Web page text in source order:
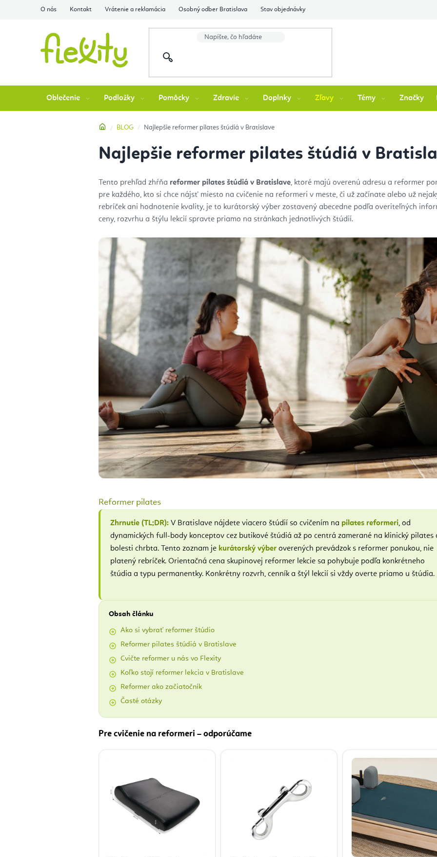
O nás Kontakt Vrátenie a reklamácia Osobný odber Bratislava Stav objednávky
Oblečenie Podložky Pomôcky Zdravie Doplnky Zľavy Témy Značky
Domov
BLOG Najlepšie reformer pilates štúdiá v Bratislave
Najlepšie reformer pilates štúdiá v
Tento prehľad zhŕňa reformer pilates štúdiá v Bratislave, ktoré majú overenú adresu a reformer
pre každého, kto si chce nájsť miesto na cvičenie na reformeri v meste, či už začínate alebo už
rebríček ani hodnotenie kvality, je to kurátorský výber zostavený abecedne podľa overiteľných
ceny, rozvrhu a štýlu lekcií spravte priamo na stránkach jednotlivých štúdií.
Reformer pilates
Zhrnutie (TL;DR): V Bratislave nájdete viacero štúdií so cvičením na pilates reformeri, od
dynamických full-body konceptov cez butikové štúdiá až po centrá zamerané na klinický pilates
bolesti chrbta. Tento zoznam je kurátorský výber overených prevádzok s reformer ponukou, nie
platený rebríček. Orientačná cena skupinovej reformer lekcie sa pohybuje podľa konkrétneho
štúdia a typu permanentky. Konkrétny rozvrh, cenník a štýl lekcií si vždy overte priamo u štúdia.
Obsah článku
Ako si vybrať reformer štúdio
Reformer pilates štúdiá v Bratislave
Cvičte reformer u nás vo Flexity
Koľko stojí reformer lekcia v Bratislave
Reformer ako začiatočník
Časté otázky
Pre cvičenie na reformeri – odporúčame